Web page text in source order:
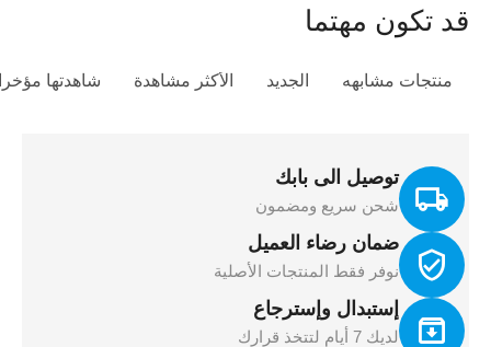
قد تكون مهتما
منتجات مشابهه الجديد الأكثر مشاهدة شاهدتها مؤخرا
توصيل الى بابك
شحن سريع ومضمون
ضمان رضاء العميل
نوفر فقط المنتجات الأصلية
إستبدال وإسترجاع
لديك 7 أيام لتتخذ قرارك